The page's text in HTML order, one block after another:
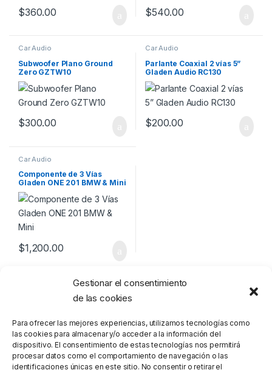
Gestionar el consentimiento
de las cookies
Para ofrecer las mejores experiencias, utilizamos tecnologías como
las cookies para almacenar y/o acceder a la información del
dispositivo. El consentimiento de estas tecnologías nos permitirá
procesar datos como el comportamiento de navegación o las
identificaciones únicas en este sitio. No consentir o retirar el
$360.00 $540.00
Car Audio
Subwoofer Plano Ground
Zero GZTW10
$300.00
Car Audio
Parlante Coaxial 2 vías 5”
Gladen Audio RC130
$200.00
Car Audio
Componente de 3 Vías
Gladen ONE 201 BMW & Mini
$1,200.00